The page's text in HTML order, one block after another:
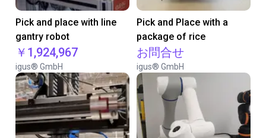
Pick and place with line
gantry robot
￥1,924,967
igus® GmbH
Pick and Place with a
package of rice
お問合せ
igus® GmbH